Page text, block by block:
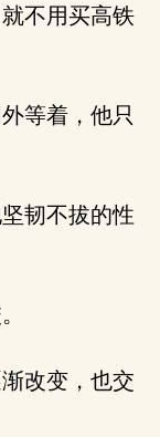
不用买高铁
等着，他只
韧不拔的性
改变，也交